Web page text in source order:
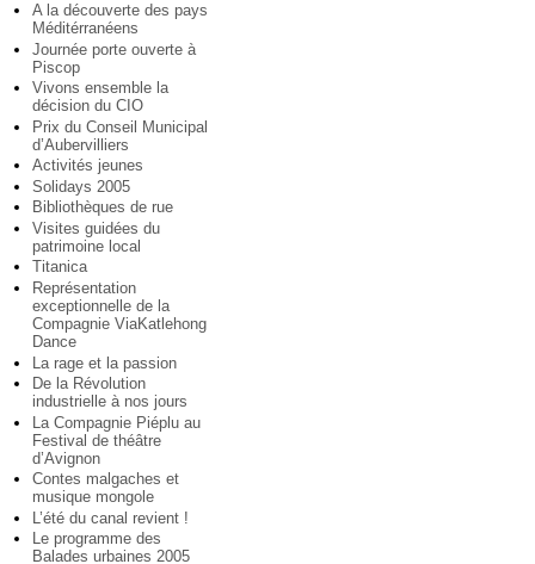
A la découverte des pays
Méditérranéens
Journée porte ouverte à
Piscop
Vivons ensemble la
décision du CIO
Prix du Conseil Municipal
d’Aubervilliers
Activités jeunes
Solidays 2005
Bibliothèques de rue
Visites guidées du
patrimoine local
Titanica
Représentation
exceptionnelle de la
Compagnie ViaKatlehong
Dance
La rage et la passion
De la Révolution
industrielle à nos jours
La Compagnie Piéplu au
Festival de théâtre
d’Avignon
Contes malgaches et
musique mongole
L’été du canal revient !
Le programme des
Balades urbaines 2005